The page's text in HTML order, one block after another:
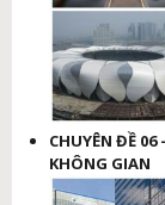
CHUYÊN ĐỀ 06
KHÔNG GIAN